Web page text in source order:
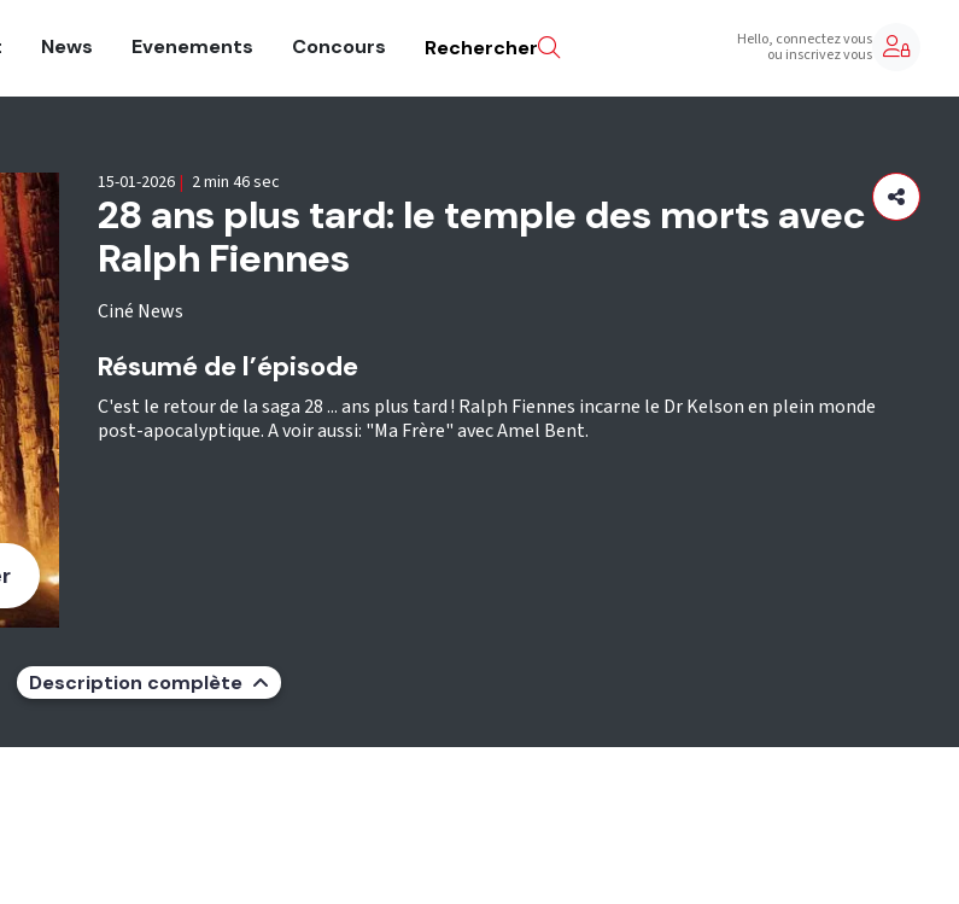
News Evenements Concours Rechercher Hello, connectez vous
ou inscrivez vous
28 ans plus tard: le temple des morts avec
Ralph Fiennes
Ciné News
15-01-2026 | 2 min 46 sec
Résumé de l’épisode
C'est le retour de la saga 28 ... ans plus tard ! Ralph Fiennes incarne le Dr Kelson en plein monde
post-apocalyptique. A voir aussi: "Ma Frère" avec Amel Bent.
Description complète